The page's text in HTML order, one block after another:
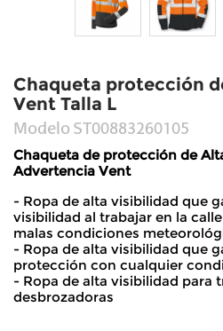
Chaqueta protección
Vent Talla L
Modelo ST00883260105
Chaqueta de protección de
Advertencia Vent
- Ropa de alta visibilidad que
visibilidad al trabajar en la
malas condiciones
- Ropa de alta visibilidad que
protección con cualquier
- Ropa de alta visibilidad para
desbrozadoras